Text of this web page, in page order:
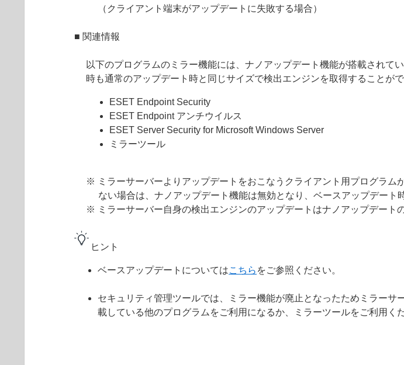
（クライアント端末がアップデートに失敗する場合）
■ 関連情報
以下のプログラムのミラー機能には、ナノアップデート機能が搭載されて
時も通常のアップデート時と同じサイズで検出エンジンを取得することが
ESET Endpoint Security
ESET Endpoint アンチウイルス
ESET Server Security for Microsoft Windows Server
ミラーツール
※ ミラーサーバーよりアップデートをおこなうクライアント用プログラ
ない場合は、ナノアップデート機能は無効となり、ベースアップデー
※ ミラーサーバー自身の検出エンジンのアップデートはナノアップデート
ヒント
ベースアップデートについてはこちら をご参照ください。
セキュリティ管理ツールでは、ミラー機能が廃止となったためミラー
載している他のプログラムをご利用になるか、ミラーツールをご利用くだ